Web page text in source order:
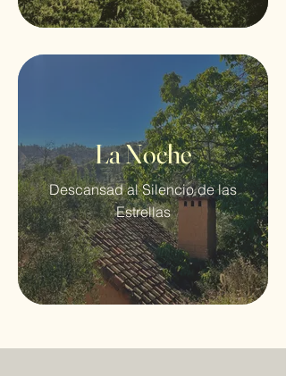
La Noche
Descansad al Silencio de las
Estrellas